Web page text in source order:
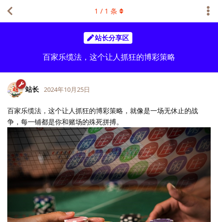
站长分享区
百家乐缆法，这个让人抓狂的博彩策略
1 / 1 条
站长 2024年10月25日
百家乐缆法，这个让人抓狂的博彩策略，就像是一场无休止的战
争，每一铺都是你和赌场的殊死拼搏。